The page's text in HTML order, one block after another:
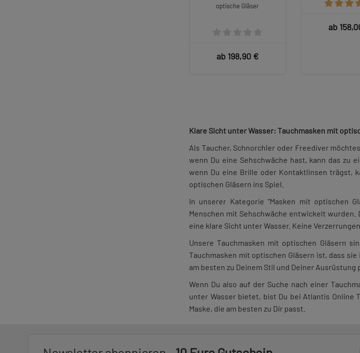
optische Gläser
ab 198,90 €
ab
Klare Sicht unter Wasser: Tauchmasken mit
Als Taucher, Schnorchler oder Freediver
wenn Du eine Sehschwäche hast, kann das zu
wenn Du eine Brille oder Kontaktlinsen trägst,
optischen Gläsern ins Spiel.
In unserer Kategorie "Masken mit optischen
Menschen mit Sehschwäche entwickelt
eine klare Sicht unter Wasser. Keine
Unsere Tauchmasken mit optischen Gläsern
Tauchmasken mit optischen Gläsern ist, dass
am besten zu Deinem Stil und Deiner
Wenn Du also auf der Suche nach einer
unter Wasser bietet, bist Du bei Atlantis Online
Maske, die am besten zu Dir passt.